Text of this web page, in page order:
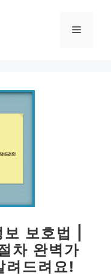
메
보호법 |
차 완벽가
려드려요!